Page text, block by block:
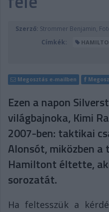
Szerző: Strommer Benjamin,
Címkék:
Megosztás e-mailben
Ezen a napon
világbajnoka, Kimi
2007-ben: taktikai
Alonsót, miközben a
Hamiltont éltette,
sorozatát.
Ha feltesszük a